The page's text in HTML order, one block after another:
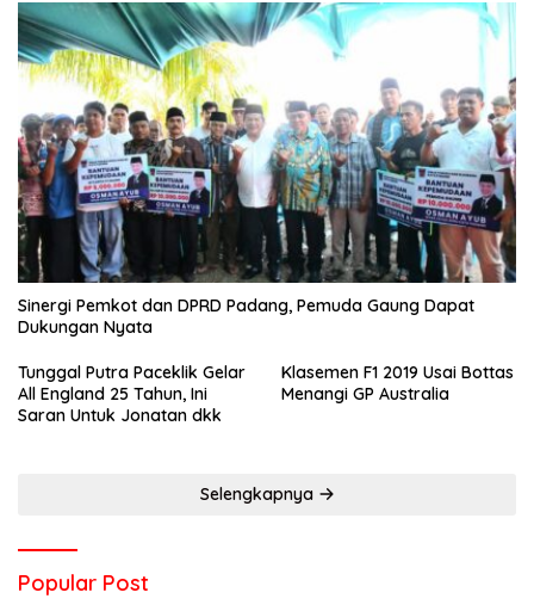
Sinergi Pemkot dan DPRD Padang, Pemuda Gaung Dapat
Dukungan Nyata
Tunggal Putra Paceklik Gelar
All England 25 Tahun, Ini
Saran Untuk Jonatan dkk
Klasemen F1 2019 Usai Bottas
Menangi GP Australia
Selengkapnya
Popular Post